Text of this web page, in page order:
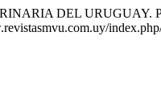
DEL URUGUAY.